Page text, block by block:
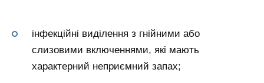
інфекційні виділення з гнійними або
слизовими включеннями, які мають
характерний неприємний запах;